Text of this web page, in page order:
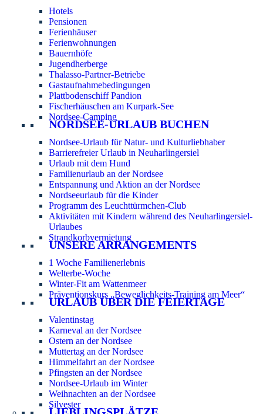
Hotels
Pensionen
Ferienhäuser
Ferienwohnungen
Bauernhöfe
Jugendherberge
Thalasso-Partner-Betriebe
Gastaufnahmebedingungen
Plattbodenschiff Pandion
Fischerhäuschen am Kurpark-See
Nordsee-Camping
NORDSEE-URLAUB BUCHEN
Nordsee-Urlaub für Natur- und Kulturliebhaber
Barrierefreier Urlaub in Neuharlingersiel
Urlaub mit dem Hund
Familienurlaub an der Nordsee
Entspannung und Aktion an der Nordsee
Nordseeurlaub für die Kinder
Programm des Leuchttürmchen-Club
Aktivitäten mit Kindern während des Neuharlingersiel-
Urlaubes
Strandkorbvermietung
UNSERE ARRANGEMENTS
1 Woche Familienerlebnis
Welterbe-Woche
Winter-Fit am Wattenmeer
Präventionskurs „Beweglichkeits-Training am Meer“
URLAUB ÜBER DIE FEIERTAGE
Valentinstag
Karneval an der Nordsee
Ostern an der Nordsee
Muttertag an der Nordsee
Himmelfahrt an der Nordsee
Pfingsten an der Nordsee
Nordsee-Urlaub im Winter
Weihnachten an der Nordsee
Silvester